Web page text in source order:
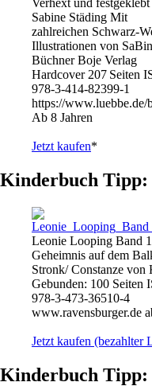
Verhext und festgeklebt
Sabine Städing Mit
zahlreichen Schwarz-
Illustrationen von
Büchner Boje Verlag
Hardcover 207 Seiten
978-3-414-82399-1
https://www.luebbe.de/
Ab 8 Jahren
Jetzt kaufen*
Kinderbuch Tipp:
Leonie Looping Band
Geheimnis auf dem
Stronk/ Constanze von
Gebunden: 100 Seiten
978-3-473-36510-4
www.ravensburger.de
Jetzt kaufen (bezahlter
Kinderbuch Tipp: